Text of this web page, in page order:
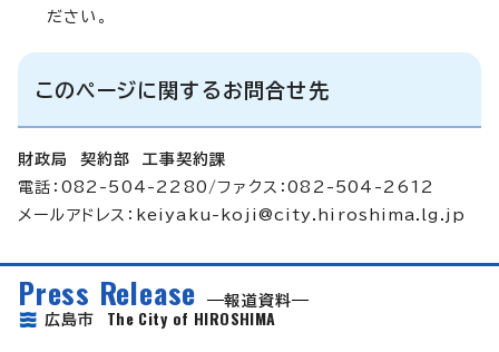
ださい。
このページに関するお問合せ先
財政局 契約部 工事契約課
電話：082-504-2280/ファクス：082-504-2612
メールアドレス： keiyaku-koji@city.hiroshima.lg.jp
Press Release
報道資料
広島市 The City of HIROSHIMA